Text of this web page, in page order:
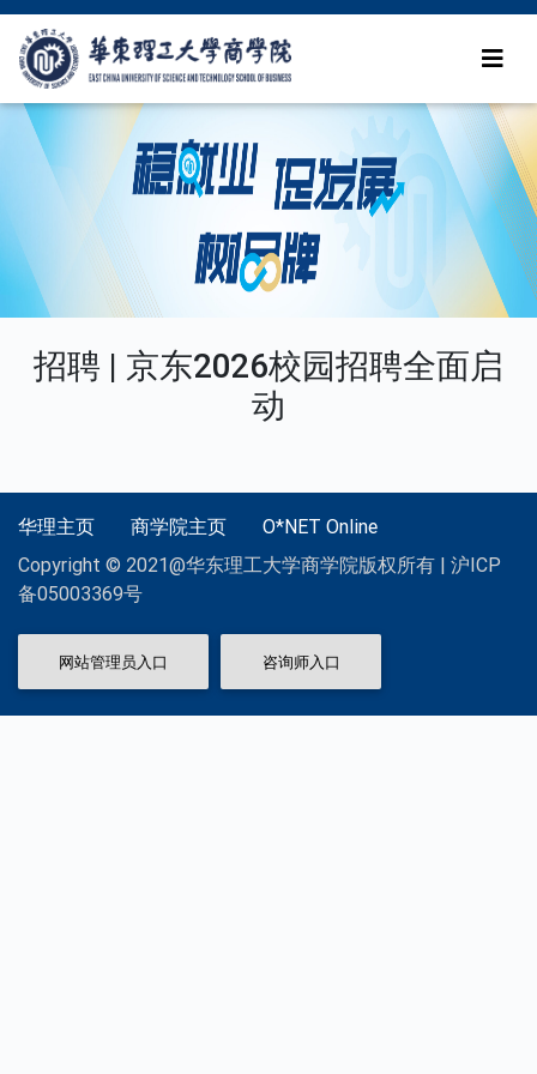
招聘 | 京东2026校园招聘全面启
动
华理主页 商学院主页
O*NET Online
Copyright © 2021@华东理工大学商学院版权所有 | 沪ICP
备05003369号
网站管理员入口 咨询师入口